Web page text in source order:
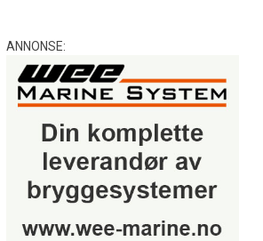
ANNONSE: